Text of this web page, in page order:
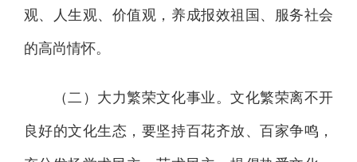
观、人生观、价值观，养成报效祖国、服务社会
的高尚情怀。
（二）大力繁荣文化事业。文化繁荣离不开
良好的文化生态，要坚持百花齐放、百家争鸣，